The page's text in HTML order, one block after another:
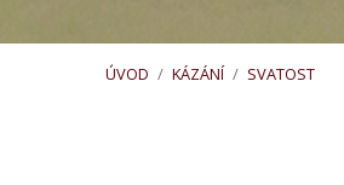
ÚVOD / KÁZÁNÍ / SVATOST